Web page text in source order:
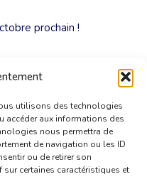
utilisons des technologies
accéder aux informations des
nous permettra de
de navigation ou les ID
ou de retirer son
certaines caractéristiques et
prochain !